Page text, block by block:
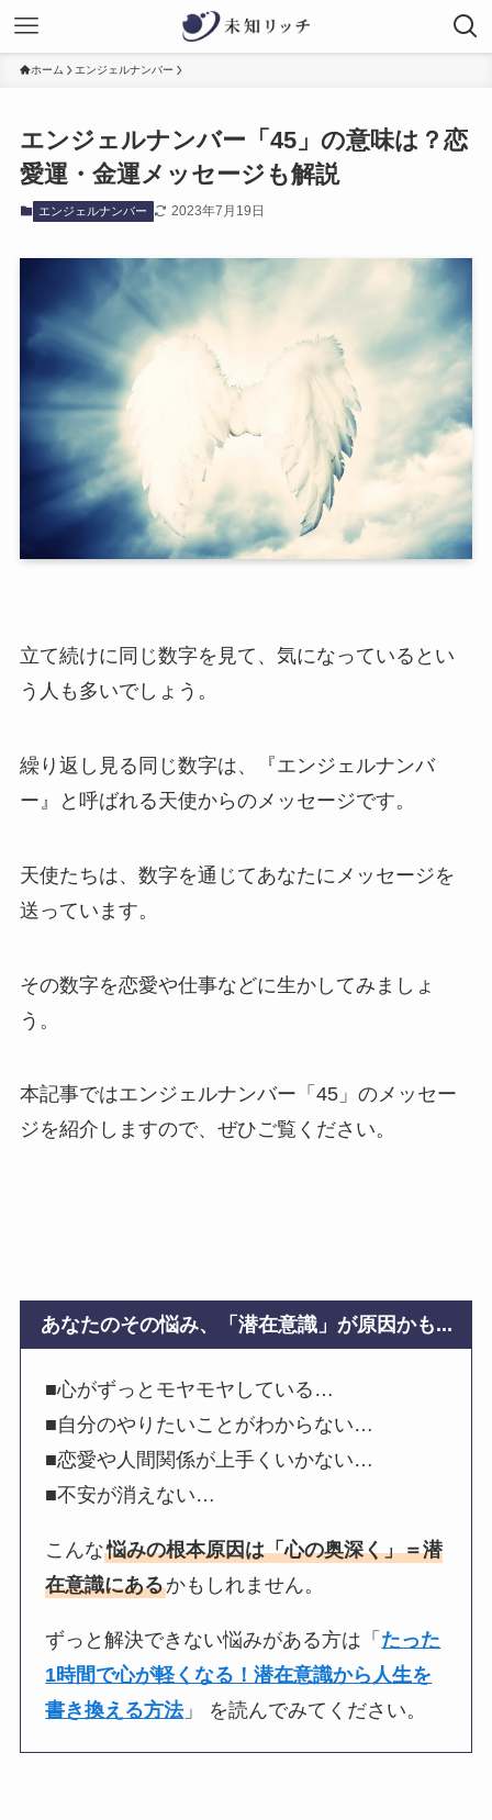
ホーム エンジェルナンバー
エンジェルナンバー「45」の意味は？恋
愛運・金運メッセージも解説
エンジェルナンバー 2023年7月19日
立て続けに同じ数字を見て、気になっているとい
う人も多いでしょう。
繰り返し見る同じ数字は、『エンジェルナンバ
ー』と呼ばれる天使からのメッセージです。
天使たちは、数字を通じてあなたにメッセージを
送っています。
その数字を恋愛や仕事などに生かしてみましょ
う。
本記事ではエンジェルナンバー「45」のメッセー
ジを紹介しますので、ぜひご覧ください。
あなたのその悩み、「潜在意識」が原因かも...
■心がずっとモヤモヤしている…
■自分のやりたいことがわからない…
■恋愛や人間関係が上手くいかない…
■不安が消えない…
こんな悩みの根本原因は「心の奥深く」＝潜
在意識にあるかもしれません。
ずっと解決できない悩みがある方は「 たった
1時間で心が軽くなる！潜在意識から人生を
書き換える方法」 を読んでみてください。